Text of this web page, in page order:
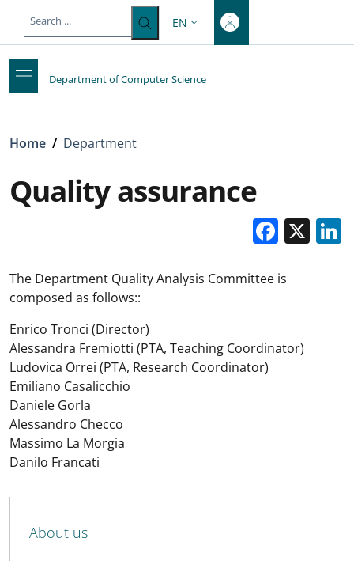
Top-level headingLANGUAGE SWITCHER: CURRENT
EN
Department of Computer Science
Breadcrumb
Home / Department
Quality assurance
X
The Department Quality Analysis Committee is
composed as follows::
Enrico Tronci (Director)
Alessandra Fremiotti (PTA, Teaching Coordinator)
Ludovica Orrei (PTA, Research Coordinator)
Emiliano Casalicchio
Daniele Gorla
Alessandro Checco
Massimo La Morgia
Danilo Francati
MENU CEV SECOND NAVIGATION
About us